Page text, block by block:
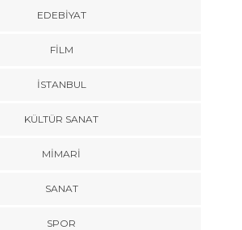
EDEBIYAT
FILM
İSTANBUL
KÜLTÜR SANAT
MIMARI
SANAT
SPOR